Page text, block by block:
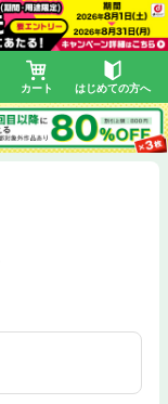
カート はじめての方へ